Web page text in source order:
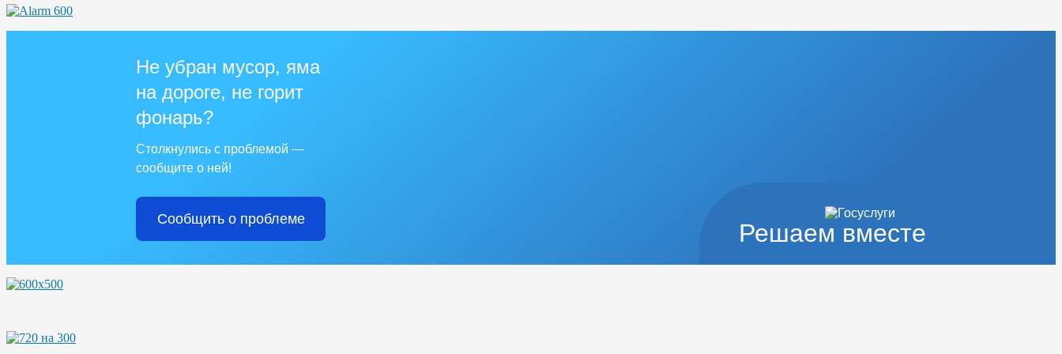
Решаем вместе
Не убран мусор, яма
на дороге, не горит
фонарь?
Столкнулись с проблемой —
сообщите о ней!
Сообщить о проблеме